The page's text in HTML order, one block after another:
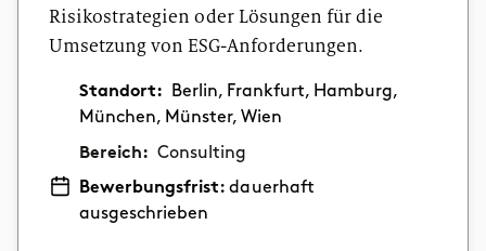
Risikostrategien oder Lösungen für die
Umsetzung von ESG-Anforderungen.
Standort:
Berlin, Frankfurt, Hamburg,
München, Münster, Wien
Bereich: Consulting
Bewerbungsfrist:dauerhaft
ausgeschrieben